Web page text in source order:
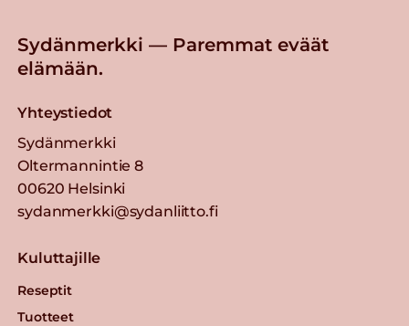
Sydänmerkki — Paremmat eväät
elämään.
Yhteystiedot
Sydänmerkki
Oltermannintie 8
00620 Helsinki
sydanmerkki@sydanliitto.fi
Kuluttajille
Reseptit
Tuotteet